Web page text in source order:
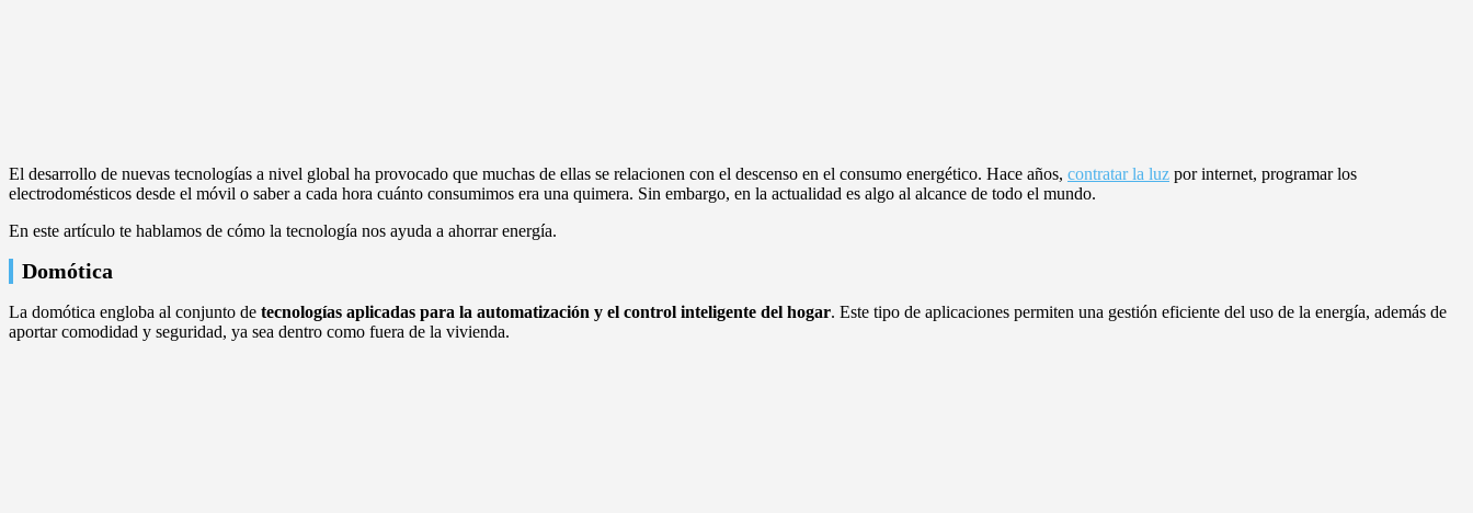
El desarrollo de nuevas tecnologías a nivel global ha provocado que muchas de ellas se relacionen con el descenso en el consumo energético. Hace años, contratar la luz por internet, programar los
electrodomésticos desde el móvil o saber a cada hora cuánto consumimos era una quimera. Sin embargo, en la actualidad es algo al alcance de todo el mundo.
En este artículo te hablamos de cómo la tecnología nos ayuda a ahorrar energía.
Domótica
La domótica engloba al conjunto de tecnologías aplicadas para la automatización y el control inteligente del hogar. Este tipo de aplicaciones permiten una gestión eficiente del uso de la energía, además de
aportar comodidad y seguridad, ya sea dentro como fuera de la vivienda.